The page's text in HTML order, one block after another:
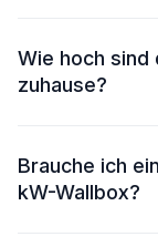
Ausnahmefall.
ausgelegt, es
Wie hoch sind
zuhause?
Prozent am
(Schuko) gehen
Brauche ich
kW-Wallbox?